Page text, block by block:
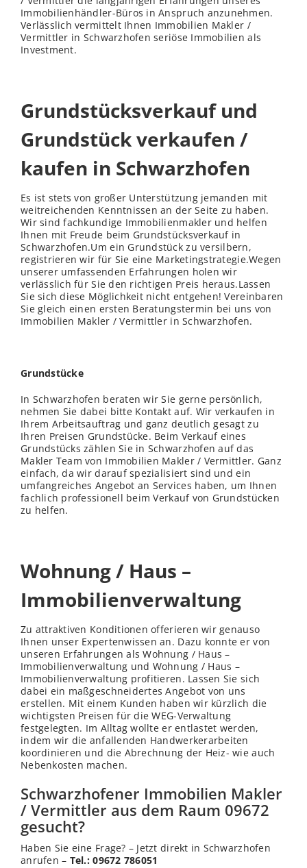
Immobilienhändler-Büros in Anspruch anzunehmen.
Verlässlich vermittelt Ihnen Immobilien Makler /
Vermittler in Schwarzhofen seriöse Immobilien als
Investment.
Grundstücksverkauf und
Grundstück verkaufen /
kaufen in Schwarzhofen
Es ist stets von großer Unterstützung jemanden mit
weitreichenden Kenntnissen an der Seite zu haben.
Wir sind fachkundige Immobilienmakler und helfen
Ihnen mit Freude beim Grundstücksverkauf in
Schwarzhofen.Um ein Grundstück zu versilbern,
registrieren wir für Sie eine Marketingstrategie.Wegen
unserer umfassenden Erfahrungen holen wir
verlässlich für Sie den richtigen Preis heraus.Lassen
Sie sich diese Möglichkeit nicht entgehen! Vereinbaren
Sie gleich einen ersten Beratungstermin bei uns von
Immobilien Makler / Vermittler in Schwarzhofen.
Grundstücke
In Schwarzhofen beraten wir Sie gerne persönlich,
nehmen Sie dabei bitte Kontakt auf. Wir verkaufen in
Ihrem Arbeitsauftrag und ganz deutlich gesagt zu
Ihren Preisen Grundstücke. Beim Verkauf eines
Grundstücks zählen Sie in Schwarzhofen auf das
Makler Team von Immobilien Makler / Vermittler. Ganz
einfach, da wir darauf spezialisiert sind und ein
umfangreiches Angebot an Services haben, um Ihnen
fachlich professionell beim Verkauf von Grundstücken
zu helfen.
Wohnung / Haus –
Immobilienverwaltung
Zu attraktiven Konditionen offerieren wir genauso
Ihnen unser Expertenwissen an. Dazu konnte er von
unseren Erfahrungen als Wohnung / Haus –
Immobilienverwaltung und Wohnung / Haus –
Immobilienverwaltung profitieren. Lassen Sie sich
dabei ein maßgeschneidertes Angebot von uns
erstellen. Mit einem Kunden haben wir kürzlich die
wichtigsten Preisen für die WEG-Verwaltung
festgelegten. Im Alltag wollte er entlastet werden,
indem wir die anfallenden Handwerkerarbeiten
koordinieren und die Abrechnung der Heiz- wie auch
Nebenkosten machen.
Schwarzhofener Immobilien Makler
/ Vermittler aus dem Raum 09672
gesucht?
Haben Sie eine Frage? – Jetzt direkt in Schwarzhofen
anrufen – Tel.: 09672 786051